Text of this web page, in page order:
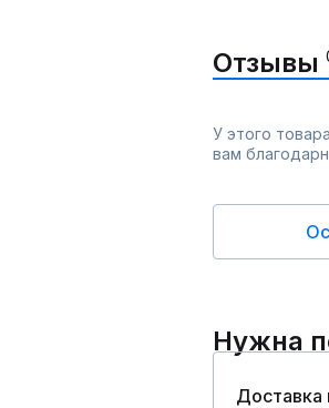
Отзывы
У этого
вам
Нужна
Доставка